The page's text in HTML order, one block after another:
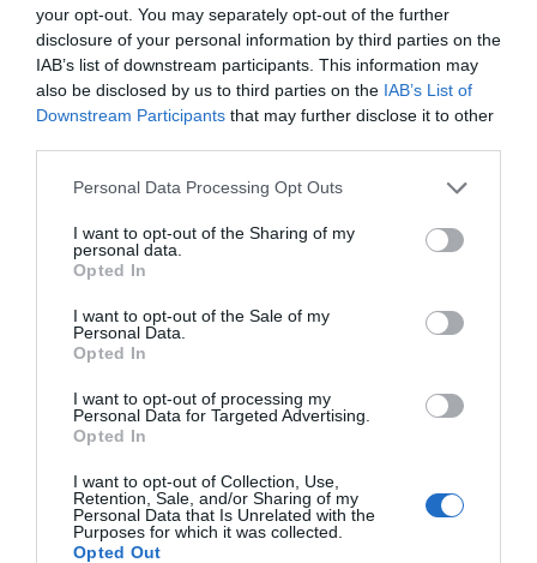
your opt-out. You may separately opt-out of the further
disclosure of your personal information by third parties on the
IAB’s list of downstream participants. This information may
also be disclosed by us to third parties on the IAB’s List of
Downstream Participants that may further disclose it to other
Personal Data Processing Opt Outs
I want to opt-out of the Sharing of my
personal data.
Opted In
I want to opt-out of the Sale of my
Personal Data.
Opted In
I want to opt-out of processing my
Personal Data for Targeted Advertising.
Opted In
I want to opt-out of Collection, Use,
Retention, Sale, and/or Sharing of my
Personal Data that Is Unrelated with the
Purposes for which it was collected.
Opted Out
Marcelo Gullo: “El trabajo de desmitificar la
historia, de poner la verdadera, de
desmontar la falsificación, es un trabajo
cristiano"
por Hispanidad
Artículos anteriores
DIARIO DE LA CORRUPCIÓN SANCHISTA
Diario de la corrupción sanchista. Hazte
“Pedro Sánchez es un criminal”
por Redacción
Artículos anteriores
Opinión